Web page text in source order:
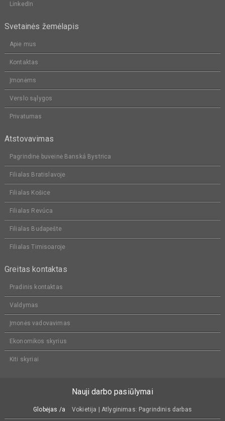
LinkedIn
Svetainės žemėlapis
Apie mus
Kontaktas
Įmonėms
Verslo sąlygos
Privatumas
Atstovavimas
Pagrindinė buveinė Banská Bystrica
Filialas Bratislavoje
Filialas Košice
Filialas Revúca
Filialas Budapešte
Filialas Timisoaroje
Greitas kontaktas
Pradinis kontaktas
Valdymas
Įmonės vadovavimas
Ekonomikos skyrius
Kiti skyriai
Nauji darbo pasiūlymai
Globėjas /a Vokietija | Atlyginimas: Pagrindinis darbas